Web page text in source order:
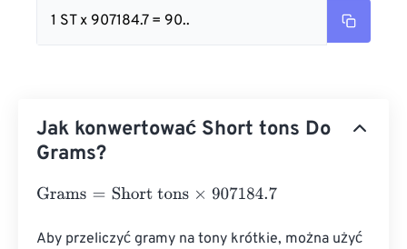
1 ST x 907184.7 = 90..
Jak konwertować Short tons Do
Grams?
Grams= Short tons ×907184.7
Aby przeliczyć gramy na tony krótkie, można użyć